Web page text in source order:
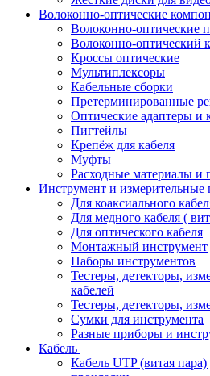
Волоконно-оптические
Волоконно-оптические
Волоконно-оптический
Кроссы оптические
Мультиплексоры
Кабельные сборки
Претерминированные
Оптические адаптеры и
Пигтейлы
Крепёж для кабеля
Муфты
Расходные материалы и
Инструмент и измерительные
Для коаксиального
Для медного кабеля (
Для оптического кабеля
Монтажный инструмент
Наборы инструментов
Тестеры, детекторы,
кабелей
Тестеры, детекторы,
Сумки для инструмента
Разные приборы и
Кабель
Кабель UTP (витая